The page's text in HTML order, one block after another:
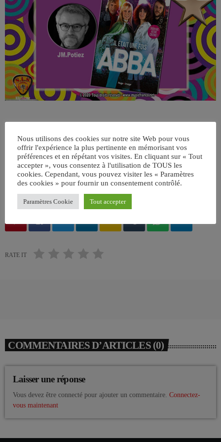
ÉCRIT PAR:JEAN-CLAUDE
RATE IT
COMMENTAIRES D’ARTICLES (0)
Laisser une réponse
Vous devez être connecté pour ajouter un commentaire. Connectez-
vous maintenant
Nous utilisons des cookies sur notre site Web pour vous
offrir l'expérience la plus pertinente en mémorisant vos
préférences et en répétant vos visites. En cliquant sur « Tout
accepter », vous consentez à l'utilisation de TOUS les
cookies. Cependant, vous pouvez visiter les « Paramètres
des cookies » pour fournir un consentement contrôlé.
Paramètres Cookie Tout accepter